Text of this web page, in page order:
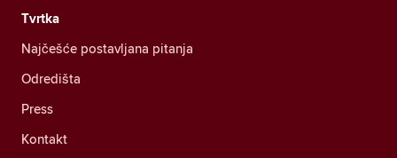
Tvrtka
Najčešće postavljana pitanja
Odredišta
Press
Kontakt